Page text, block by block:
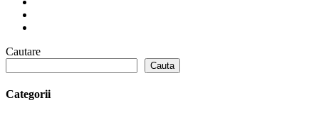
Cautare
Cauta
Categorii